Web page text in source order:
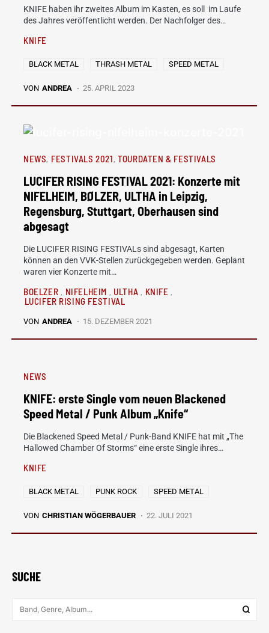
KNIFE haben ihr zweites Album im Kasten, es soll im Laufe
des Jahres veröffentlicht werden. Der Nachfolger des…
KNIFE
BLACK METAL THRASH METAL SPEED METAL
VON ANDREA 25. APRIL 2023
NEWS FESTIVALS 2021 TOURDATEN & FESTIVALS
LUCIFER RISING FESTIVAL 2021: Konzerte mit
NIFELHEIM, BØLZER, ULTHA in Leipzig,
Regensburg, Stuttgart, Oberhausen sind
abgesagt
Die LUCIFER RISING FESTIVALs sind abgesagt, Karten
können an den VVK-Stellen zurückgegeben werden. Geplant
waren vier Konzerte mit…
BOELZER NIFELHEIM ULTHA
KNIFE
LUCIFER RISING FESTIVAL
VON ANDREA 15. DEZEMBER 2021
NEWS
KNIFE: erste Single vom neuen Blackened
Speed Metal / Punk Album „Knife“
Die Blackened Speed Metal / Punk-Band KNIFE hat mit „The
Hallowed Chamber Of Storms“ eine erste Single ihres…
KNIFE
BLACK METAL PUNK ROCK SPEED METAL
VON CHRISTIAN WÖGERBAUER 22. JULI 2021
SUCHE